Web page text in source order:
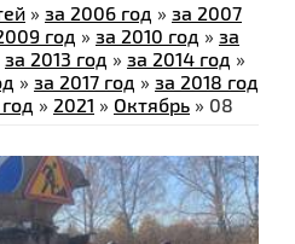
» за 2006 год » за 2007
год » за 2010 год » за
за 2013 год » за 2014 год »
» за 2017 год » за 2018 год
» 2021 » Октябрь » 08